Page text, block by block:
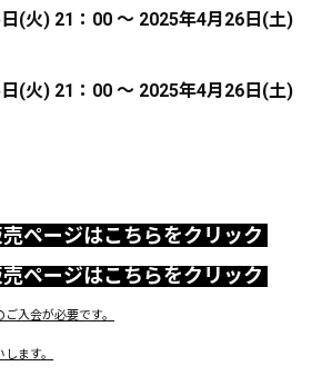
(火) 21：00 ～ 2025年4月26日(土)
(火) 21：00 ～ 2025年4月26日(土)
売ページはこちらをクリック
売ページはこちらをクリック
入会が必要です。
ます。